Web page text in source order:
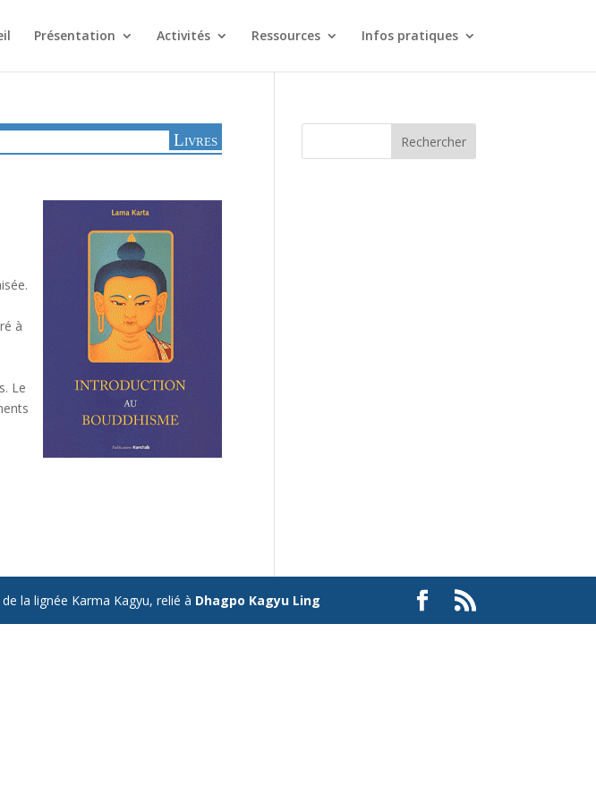
Présentation Activités Ressources Infos pratiques
Livres
à
Le
Rechercher
la lignée Karma Kagyu, relié à Dhagpo Kagyu Ling